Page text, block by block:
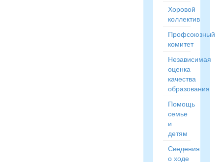
Хоровой
коллектив
Профсоюзный
комитет
Независимая
оценка
качества
образования
Помощь
семье
и
детям
Сведения
о ходе